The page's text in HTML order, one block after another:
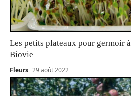
Les petits plateaux pour germoir
Biovie
Fleurs 29 août 2022